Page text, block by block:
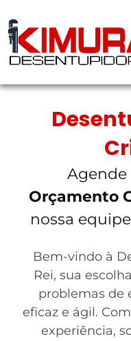
Agende
Orçamento
nossa
Bem-vindo à
Rei, sua
problemas de
eficaz e ágil.
experiência,